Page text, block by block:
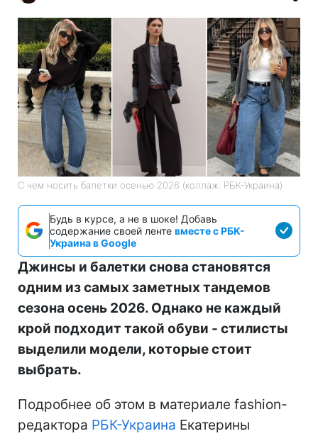
С чем носить балетки осенью 2026 (коллаж: РБК-Украина)
Будь в курсе, а не в шоке! Добавь
содержание своей ленте вместе с РБК-
Украина в Google
Джинсы и балетки снова становятся
одним из самых заметных тандемов
сезона осень 2026. Однако не каждый
крой подходит такой обуви - стилисты
выделили модели, которые стоит
выбрать.
Подробнее об этом в материале fashion-
редактора РБК-Украина Екатерины